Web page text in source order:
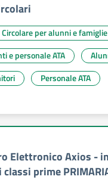
Circolare per alunni e famiglie
e personale ATA
Personale ATA
Elettronico Axios -
prime